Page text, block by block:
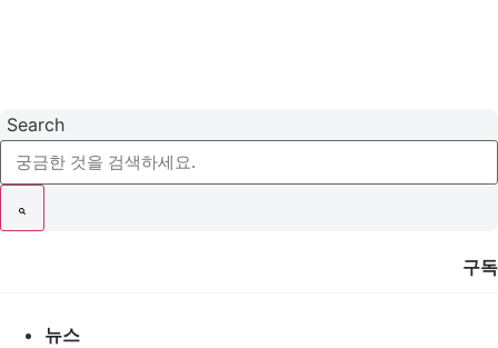
건
뛰
Search
구독
뉴스